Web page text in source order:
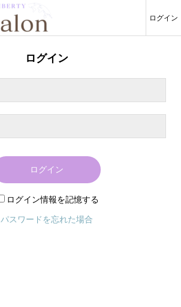
ログイン
ログイン
ログイン
ログイン情報を記憶する
パスワードを忘れた場合